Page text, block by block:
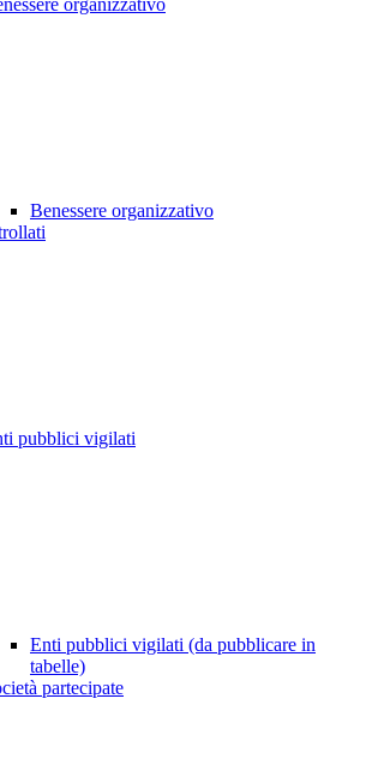
organizzativo
Benessere organizzativo
pubblici vigilati
Enti pubblici vigilati (da pubblicare in
tabelle)
partecipate